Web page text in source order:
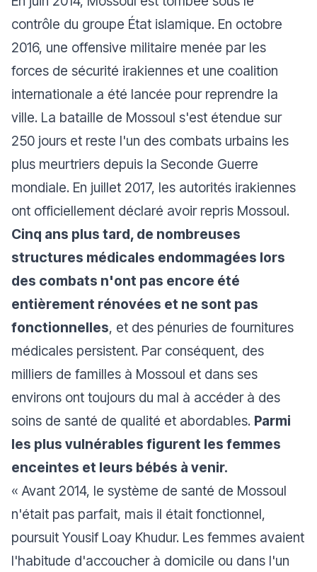
contrôle du groupe État islamique. En octobre
2016, une offensive militaire menée par les
forces de sécurité irakiennes et une coalition
internationale a été lancée pour reprendre la
ville. La bataille de Mossoul s'est étendue sur
250 jours et reste l'un des combats urbains les
plus meurtriers depuis la Seconde Guerre
mondiale. En juillet 2017, les autorités irakiennes
ont officiellement déclaré avoir repris Mossoul.
Cinq ans plus tard, de nombreuses
structures médicales endommagées lors
des combats n'ont pas encore été
entièrement rénovées et ne sont pas
fonctionnelles, et des pénuries de fournitures
médicales persistent. Par conséquent, des
milliers de familles à Mossoul et dans ses
environs ont toujours du mal à accéder à des
soins de santé de qualité et abordables. Parmi
les plus vulnérables figurent les femmes
enceintes et leurs bébés à venir.
« Avant 2014, le système de santé de Mossoul
n'était pas parfait, mais il était fonctionnel,
poursuit Yousif Loay Khudur. Les femmes avaient
l'habitude d'accoucher à domicile ou dans l'un